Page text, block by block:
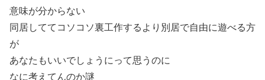
意味が分からない
同居しててコソコソ裏工作するより別居で自由に遊べる方
が
あなたもいいでしょうにって思うのに
なに考えてんのか謎